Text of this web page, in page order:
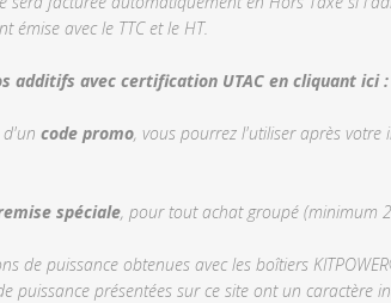
émise avec le TTC et le HT.
additifs avec certification UTAC en cliquant ici :
d'un code promo, vous pourrez l'utiliser après
spéciale, pour tout achat groupé (minimum
de puissance obtenues avec les boîtiers
puissance présentées sur ce site ont un caractère